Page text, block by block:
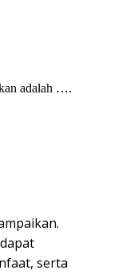
adalah ….
serta